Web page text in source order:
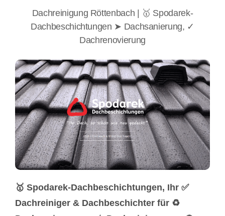
Dachreinigung Röttenbach | 🥇 Spodarek-
Dachbeschichtungen ➤ Dachsanierung, ✓
Dachrenovierung
🥇 Spodarek-Dachbeschichtungen, Ihr ✅
Dachreiniger & Dachbeschichter für ♻